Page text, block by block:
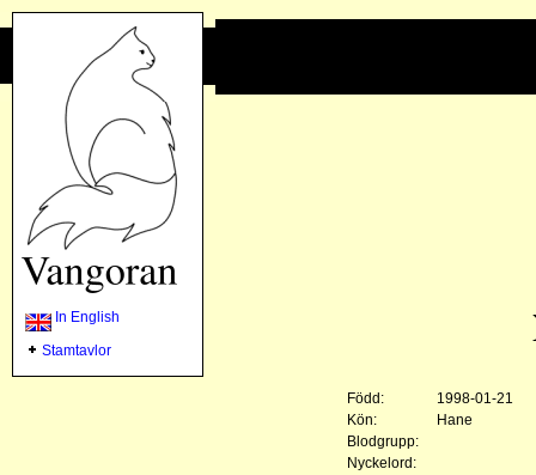
In English
Stamtavlor
Född:
1998-01-21
Kön:
Hane
Blodgrupp:
Nyckelord: